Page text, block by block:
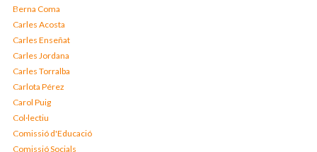
Berna Coma
Carles Acosta
Carles Enseñat
Carles Jordana
Carles Torralba
Carlota Pérez
Carol Puig
Col·lectiu
Comissió d'Educació
Comissió Socials